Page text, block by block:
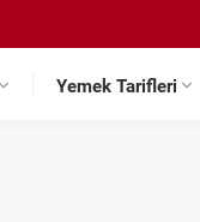
Yemek Tarifleri